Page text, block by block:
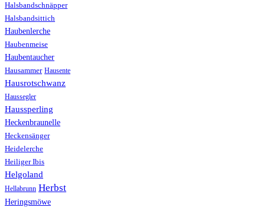
Halsbandschnäpper
Halsbandsittich
Haubenlerche
Haubenmeise
Haubentaucher
Hausammer Hausente
Hausrotschwanz
Haussegler
Haussperling
Heckenbraunelle
Heckensänger
Heidelerche
Heiliger Ibis
Helgoland
Hellabrunn Herbst
Heringsmöwe